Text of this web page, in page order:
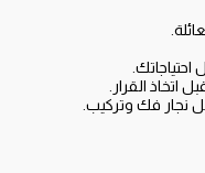
القرار.
نجار فك وتركيب.